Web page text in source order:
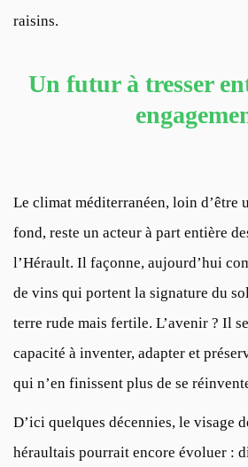
raisins.
Un futur à tresser
Le climat méditerranéen, loin d’être
fond, reste un acteur à part entière
l’Hérault. Il façonne, aujourd’hui
de vins qui portent la signature du
terre rude mais fertile. L’avenir ? Il
capacité à inventer, adapter et
qui n’en finissent plus de se
D’ici quelques décennies, le visage
héraultais pourrait encore évoluer :